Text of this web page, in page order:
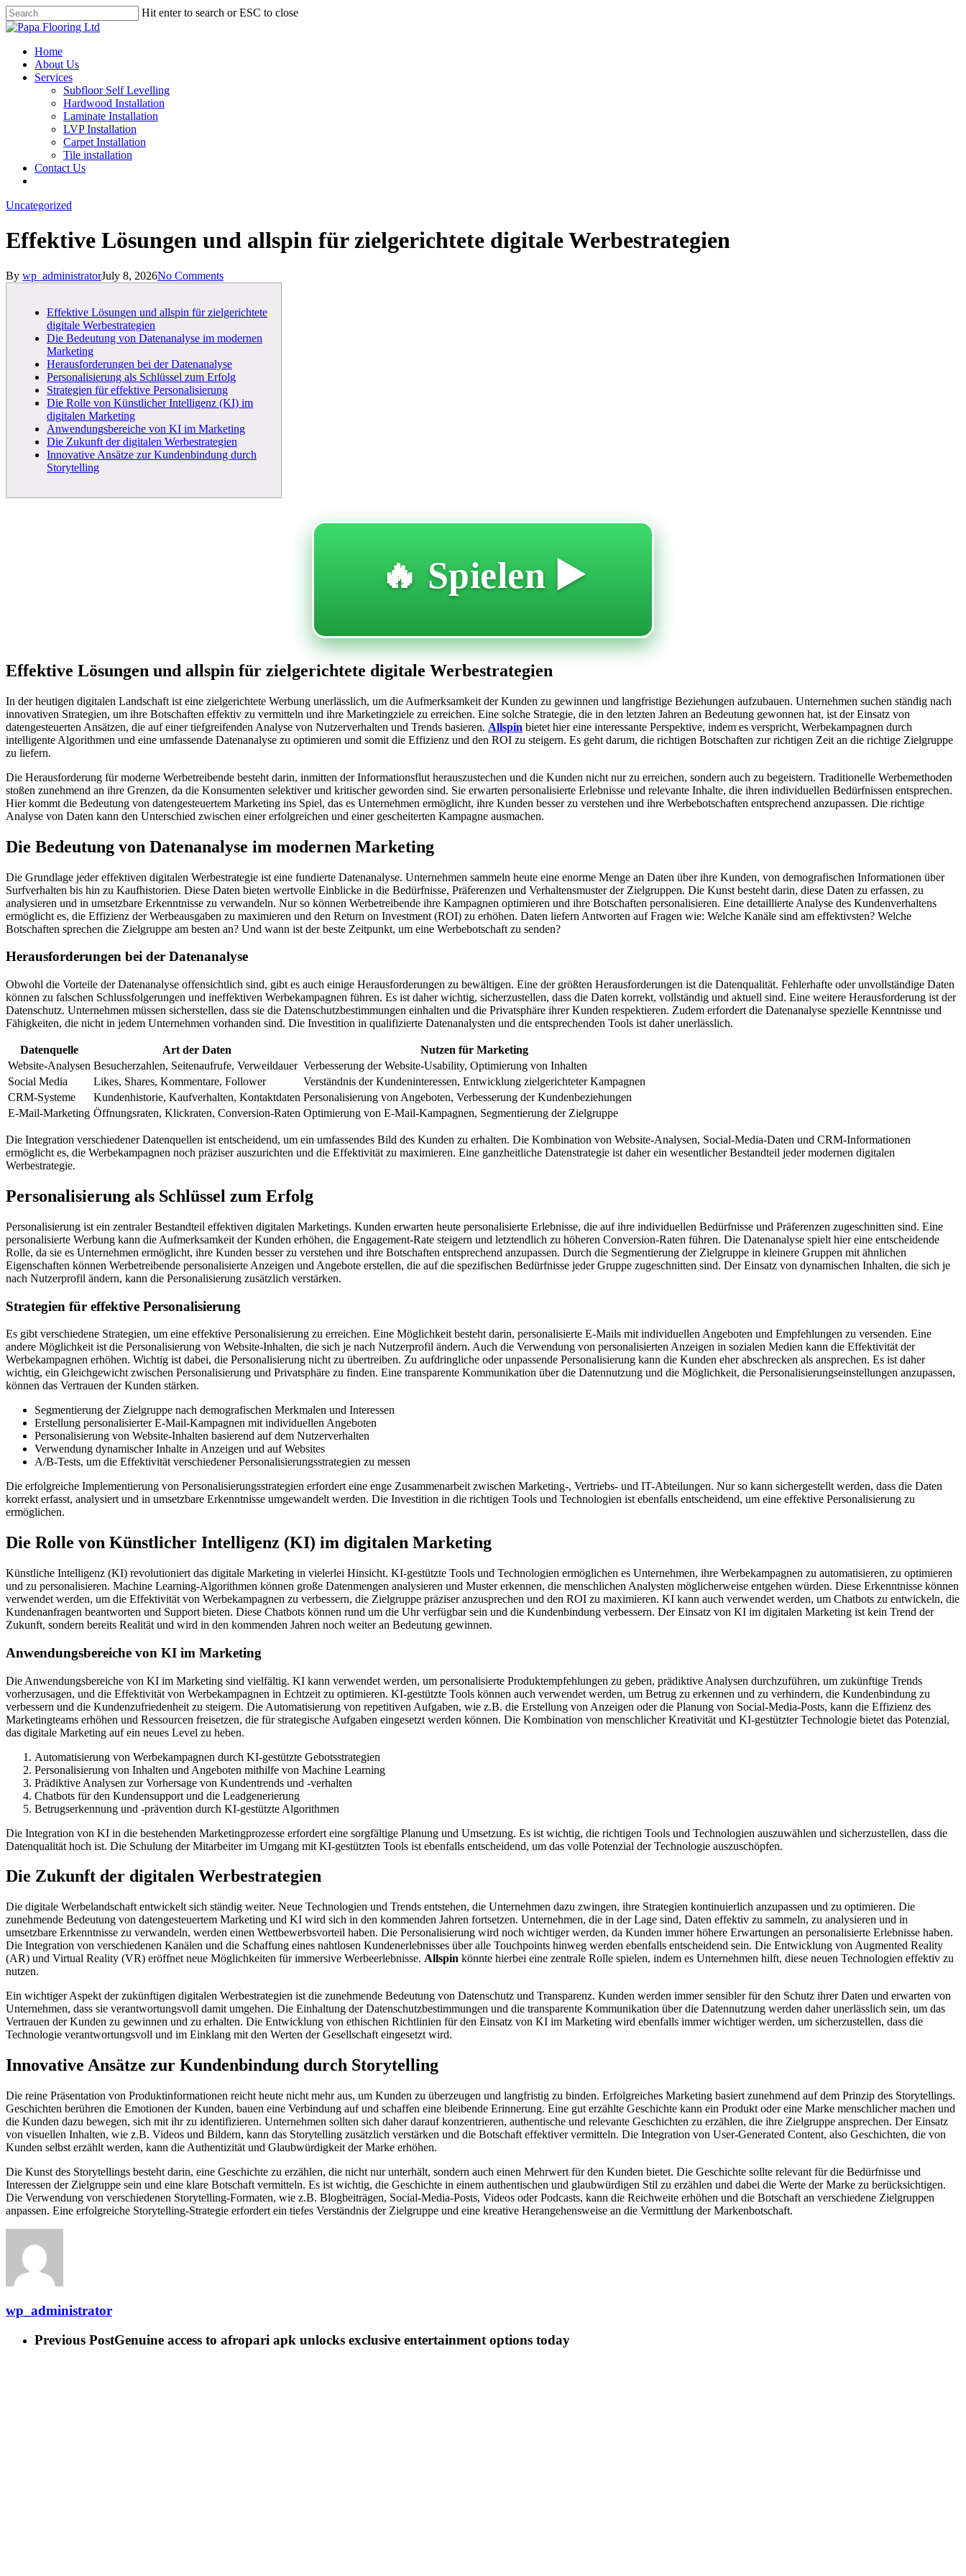
Skip
to
content
Hit enter to search or ESC to close
Close
Menu
Home
About Us
Services
Subfloor Self Levelling
Hardwood Installation
Laminate Installation
LVP Installation
Carpet Installation
Tile installation
Contact Us
Uncategorized
Effektive Lösungen und allspin für zielgerichtete digitale Werbestrategien
By wp_administratorJuly 8, 2026No Comments
Effektive Lösungen und allspin für zielgerichtete
digitale Werbestrategien
Die Bedeutung von Datenanalyse im modernen
Marketing
Herausforderungen bei der Datenanalyse
Personalisierung als Schlüssel zum Erfolg
Strategien für effektive Personalisierung
Die Rolle von Künstlicher Intelligenz (KI) im
digitalen Marketing
Anwendungsbereiche von KI im Marketing
Die Zukunft der digitalen Werbestrategien
Innovative Ansätze zur Kundenbindung durch
Storytelling
🔥 Spielen ▶️
Effektive Lösungen und allspin für zielgerichtete digitale Werbestrategien
In der heutigen digitalen Landschaft ist eine zielgerichtete Werbung unerlässlich, um die Aufmerksamkeit der Kunden zu gewinnen und langfristige Beziehungen aufzubauen. Unternehmen suchen ständig nach
innovativen Strategien, um ihre Botschaften effektiv zu vermitteln und ihre Marketingziele zu erreichen. Eine solche Strategie, die in den letzten Jahren an Bedeutung gewonnen hat, ist der Einsatz von
datengesteuerten Ansätzen, die auf einer tiefgreifenden Analyse von Nutzerverhalten und Trends basieren. Allspin bietet hier eine interessante Perspektive, indem es verspricht, Werbekampagnen durch
intelligente Algorithmen und eine umfassende Datenanalyse zu optimieren und somit die Effizienz und den ROI zu steigern. Es geht darum, die richtigen Botschaften zur richtigen Zeit an die richtige Zielgruppe
zu liefern.
Die Herausforderung für moderne Werbetreibende besteht darin, inmitten der Informationsflut herauszustechen und die Kunden nicht nur zu erreichen, sondern auch zu begeistern. Traditionelle Werbemethoden
stoßen zunehmend an ihre Grenzen, da die Konsumenten selektiver und kritischer geworden sind. Sie erwarten personalisierte Erlebnisse und relevante Inhalte, die ihren individuellen Bedürfnissen entsprechen.
Hier kommt die Bedeutung von datengesteuertem Marketing ins Spiel, das es Unternehmen ermöglicht, ihre Kunden besser zu verstehen und ihre Werbebotschaften entsprechend anzupassen. Die richtige
Analyse von Daten kann den Unterschied zwischen einer erfolgreichen und einer gescheiterten Kampagne ausmachen.
Die Bedeutung von Datenanalyse im modernen Marketing
Die Grundlage jeder effektiven digitalen Werbestrategie ist eine fundierte Datenanalyse. Unternehmen sammeln heute eine enorme Menge an Daten über ihre Kunden, von demografischen Informationen über
Surfverhalten bis hin zu Kaufhistorien. Diese Daten bieten wertvolle Einblicke in die Bedürfnisse, Präferenzen und Verhaltensmuster der Zielgruppen. Die Kunst besteht darin, diese Daten zu erfassen, zu
analysieren und in umsetzbare Erkenntnisse zu verwandeln. Nur so können Werbetreibende ihre Kampagnen optimieren und ihre Botschaften personalisieren. Eine detaillierte Analyse des Kundenverhaltens
ermöglicht es, die Effizienz der Werbeausgaben zu maximieren und den Return on Investment (ROI) zu erhöhen. Daten liefern Antworten auf Fragen wie: Welche Kanäle sind am effektivsten? Welche
Botschaften sprechen die Zielgruppe am besten an? Und wann ist der beste Zeitpunkt, um eine Werbebotschaft zu senden?
Herausforderungen bei der Datenanalyse
Obwohl die Vorteile der Datenanalyse offensichtlich sind, gibt es auch einige Herausforderungen zu bewältigen. Eine der größten Herausforderungen ist die Datenqualität. Fehlerhafte oder unvollständige Daten
können zu falschen Schlussfolgerungen und ineffektiven Werbekampagnen führen. Es ist daher wichtig, sicherzustellen, dass die Daten korrekt, vollständig und aktuell sind. Eine weitere Herausforderung ist der
Datenschutz. Unternehmen müssen sicherstellen, dass sie die Datenschutzbestimmungen einhalten und die Privatsphäre ihrer Kunden respektieren. Zudem erfordert die Datenanalyse spezielle Kenntnisse und
Fähigkeiten, die nicht in jedem Unternehmen vorhanden sind. Die Investition in qualifizierte Datenanalysten und die entsprechenden Tools ist daher unerlässlich.
Datenquelle Art der Daten
Nutzen für Marketing
Website-Analysen Besucherzahlen, Seitenaufrufe, Verweildauer Verbesserung der Website-Usability, Optimierung von Inhalten
Social Media
Likes, Shares, Kommentare, Follower
Verständnis der Kundeninteressen, Entwicklung zielgerichteter Kampagnen
CRM-Systeme
Kundenhistorie, Kaufverhalten, Kontaktdaten Personalisierung von Angeboten, Verbesserung der Kundenbeziehungen
E-Mail-Marketing Öffnungsraten, Klickraten, Conversion-Raten Optimierung von E-Mail-Kampagnen, Segmentierung der Zielgruppe
Die Integration verschiedener Datenquellen ist entscheidend, um ein umfassendes Bild des Kunden zu erhalten. Die Kombination von Website-Analysen, Social-Media-Daten und CRM-Informationen
ermöglicht es, die Werbekampagnen noch präziser auszurichten und die Effektivität zu maximieren. Eine ganzheitliche Datenstrategie ist daher ein wesentlicher Bestandteil jeder modernen digitalen
Werbestrategie.
Personalisierung als Schlüssel zum Erfolg
Personalisierung ist ein zentraler Bestandteil effektiven digitalen Marketings. Kunden erwarten heute personalisierte Erlebnisse, die auf ihre individuellen Bedürfnisse und Präferenzen zugeschnitten sind. Eine
personalisierte Werbung kann die Aufmerksamkeit der Kunden erhöhen, die Engagement-Rate steigern und letztendlich zu höheren Conversion-Raten führen. Die Datenanalyse spielt hier eine entscheidende
Rolle, da sie es Unternehmen ermöglicht, ihre Kunden besser zu verstehen und ihre Botschaften entsprechend anzupassen. Durch die Segmentierung der Zielgruppe in kleinere Gruppen mit ähnlichen
Eigenschaften können Werbetreibende personalisierte Anzeigen und Angebote erstellen, die auf die spezifischen Bedürfnisse jeder Gruppe zugeschnitten sind. Der Einsatz von dynamischen Inhalten, die sich je
nach Nutzerprofil ändern, kann die Personalisierung zusätzlich verstärken.
Strategien für effektive Personalisierung
Es gibt verschiedene Strategien, um eine effektive Personalisierung zu erreichen. Eine Möglichkeit besteht darin, personalisierte E-Mails mit individuellen Angeboten und Empfehlungen zu versenden. Eine
andere Möglichkeit ist die Personalisierung von Website-Inhalten, die sich je nach Nutzerprofil ändern. Auch die Verwendung von personalisierten Anzeigen in sozialen Medien kann die Effektivität der
Werbekampagnen erhöhen. Wichtig ist dabei, die Personalisierung nicht zu übertreiben. Zu aufdringliche oder unpassende Personalisierung kann die Kunden eher abschrecken als ansprechen. Es ist daher
wichtig, ein Gleichgewicht zwischen Personalisierung und Privatsphäre zu finden. Eine transparente Kommunikation über die Datennutzung und die Möglichkeit, die Personalisierungseinstellungen anzupassen,
können das Vertrauen der Kunden stärken.
Segmentierung der Zielgruppe nach demografischen Merkmalen und Interessen
Erstellung personalisierter E-Mail-Kampagnen mit individuellen Angeboten
Personalisierung von Website-Inhalten basierend auf dem Nutzerverhalten
Verwendung dynamischer Inhalte in Anzeigen und auf Websites
A/B-Tests, um die Effektivität verschiedener Personalisierungsstrategien zu messen
Die erfolgreiche Implementierung von Personalisierungsstrategien erfordert eine enge Zusammenarbeit zwischen Marketing-, Vertriebs- und IT-Abteilungen. Nur so kann sichergestellt werden, dass die Daten
korrekt erfasst, analysiert und in umsetzbare Erkenntnisse umgewandelt werden. Die Investition in die richtigen Tools und Technologien ist ebenfalls entscheidend, um eine effektive Personalisierung zu
ermöglichen.
Die Rolle von Künstlicher Intelligenz (KI) im digitalen Marketing
Künstliche Intelligenz (KI) revolutioniert das digitale Marketing in vielerlei Hinsicht. KI-gestützte Tools und Technologien ermöglichen es Unternehmen, ihre Werbekampagnen zu automatisieren, zu optimieren
und zu personalisieren. Machine Learning-Algorithmen können große Datenmengen analysieren und Muster erkennen, die menschlichen Analysten möglicherweise entgehen würden. Diese Erkenntnisse können
verwendet werden, um die Effektivität von Werbekampagnen zu verbessern, die Zielgruppe präziser anzusprechen und den ROI zu maximieren. KI kann auch verwendet werden, um Chatbots zu entwickeln, die
Kundenanfragen beantworten und Support bieten. Diese Chatbots können rund um die Uhr verfügbar sein und die Kundenbindung verbessern. Der Einsatz von KI im digitalen Marketing ist kein Trend der
Zukunft, sondern bereits Realität und wird in den kommenden Jahren noch weiter an Bedeutung gewinnen.
Anwendungsbereiche von KI im Marketing
Die Anwendungsbereiche von KI im Marketing sind vielfältig. KI kann verwendet werden, um personalisierte Produktempfehlungen zu geben, prädiktive Analysen durchzuführen, um zukünftige Trends
vorherzusagen, und die Effektivität von Werbekampagnen in Echtzeit zu optimieren. KI-gestützte Tools können auch verwendet werden, um Betrug zu erkennen und zu verhindern, die Kundenbindung zu
verbessern und die Kundenzufriedenheit zu steigern. Die Automatisierung von repetitiven Aufgaben, wie z.B. die Erstellung von Anzeigen oder die Planung von Social-Media-Posts, kann die Effizienz des
Marketingteams erhöhen und Ressourcen freisetzen, die für strategische Aufgaben eingesetzt werden können. Die Kombination von menschlicher Kreativität und KI-gestützter Technologie bietet das Potenzial,
das digitale Marketing auf ein neues Level zu heben.
Automatisierung von Werbekampagnen durch KI-gestützte Gebotsstrategien
Personalisierung von Inhalten und Angeboten mithilfe von Machine Learning
Prädiktive Analysen zur Vorhersage von Kundentrends und -verhalten
Chatbots für den Kundensupport und die Leadgenerierung
Betrugserkennung und -prävention durch KI-gestützte Algorithmen
Die Integration von KI in die bestehenden Marketingprozesse erfordert eine sorgfältige Planung und Umsetzung. Es ist wichtig, die richtigen Tools und Technologien auszuwählen und sicherzustellen, dass die
Datenqualität hoch ist. Die Schulung der Mitarbeiter im Umgang mit KI-gestützten Tools ist ebenfalls entscheidend, um das volle Potenzial der Technologie auszuschöpfen.
Die Zukunft der digitalen Werbestrategien
Die digitale Werbelandschaft entwickelt sich ständig weiter. Neue Technologien und Trends entstehen, die Unternehmen dazu zwingen, ihre Strategien kontinuierlich anzupassen und zu optimieren. Die
zunehmende Bedeutung von datengesteuertem Marketing und KI wird sich in den kommenden Jahren fortsetzen. Unternehmen, die in der Lage sind, Daten effektiv zu sammeln, zu analysieren und in
umsetzbare Erkenntnisse zu verwandeln, werden einen Wettbewerbsvorteil haben. Die Personalisierung wird noch wichtiger werden, da Kunden immer höhere Erwartungen an personalisierte Erlebnisse haben.
Die Integration von verschiedenen Kanälen und die Schaffung eines nahtlosen Kundenerlebnisses über alle Touchpoints hinweg werden ebenfalls entscheidend sein. Die Entwicklung von Augmented Reality
(AR) und Virtual Reality (VR) eröffnet neue Möglichkeiten für immersive Werbeerlebnisse. Allspin könnte hierbei eine zentrale Rolle spielen, indem es Unternehmen hilft, diese neuen Technologien effektiv zu
nutzen.
Ein wichtiger Aspekt der zukünftigen digitalen Werbestrategien ist die zunehmende Bedeutung von Datenschutz und Transparenz. Kunden werden immer sensibler für den Schutz ihrer Daten und erwarten von
Unternehmen, dass sie verantwortungsvoll damit umgehen. Die Einhaltung der Datenschutzbestimmungen und die transparente Kommunikation über die Datennutzung werden daher unerlässlich sein, um das
Vertrauen der Kunden zu gewinnen und zu erhalten. Die Entwicklung von ethischen Richtlinien für den Einsatz von KI im Marketing wird ebenfalls immer wichtiger werden, um sicherzustellen, dass die
Technologie verantwortungsvoll und im Einklang mit den Werten der Gesellschaft eingesetzt wird.
Innovative Ansätze zur Kundenbindung durch Storytelling
Die reine Präsentation von Produktinformationen reicht heute nicht mehr aus, um Kunden zu überzeugen und langfristig zu binden. Erfolgreiches Marketing basiert zunehmend auf dem Prinzip des Storytellings.
Geschichten berühren die Emotionen der Kunden, bauen eine Verbindung auf und schaffen eine bleibende Erinnerung. Eine gut erzählte Geschichte kann ein Produkt oder eine Marke menschlicher machen und
die Kunden dazu bewegen, sich mit ihr zu identifizieren. Unternehmen sollten sich daher darauf konzentrieren, authentische und relevante Geschichten zu erzählen, die ihre Zielgruppe ansprechen. Der Einsatz
von visuellen Inhalten, wie z.B. Videos und Bildern, kann das Storytelling zusätzlich verstärken und die Botschaft effektiver vermitteln. Die Integration von User-Generated Content, also Geschichten, die von
Kunden selbst erzählt werden, kann die Authentizität und Glaubwürdigkeit der Marke erhöhen.
Die Kunst des Storytellings besteht darin, eine Geschichte zu erzählen, die nicht nur unterhält, sondern auch einen Mehrwert für den Kunden bietet. Die Geschichte sollte relevant für die Bedürfnisse und
Interessen der Zielgruppe sein und eine klare Botschaft vermitteln. Es ist wichtig, die Geschichte in einem authentischen und glaubwürdigen Stil zu erzählen und dabei die Werte der Marke zu berücksichtigen.
Die Verwendung von verschiedenen Storytelling-Formaten, wie z.B. Blogbeiträgen, Social-Media-Posts, Videos oder Podcasts, kann die Reichweite erhöhen und die Botschaft an verschiedene Zielgruppen
anpassen. Eine erfolgreiche Storytelling-Strategie erfordert ein tiefes Verständnis der Zielgruppe und eine kreative Herangehensweise an die Vermittlung der Markenbotschaft.
wp_administrator
Previous PostGenuine access to afropari apk unlocks exclusive entertainment options today